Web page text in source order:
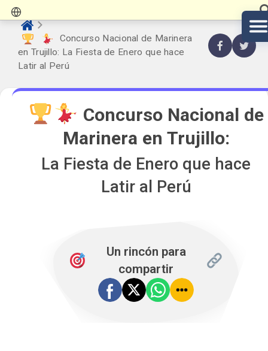
Concurso Nacional de Marinera
en Trujillo: La Fiesta de Enero que hace
Latir al Perú
Concurso Nacional de
Marinera en Trujillo:
La Fiesta de Enero que hace
Latir al Perú
Un rincón para
compartir